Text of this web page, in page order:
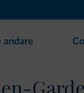
andare